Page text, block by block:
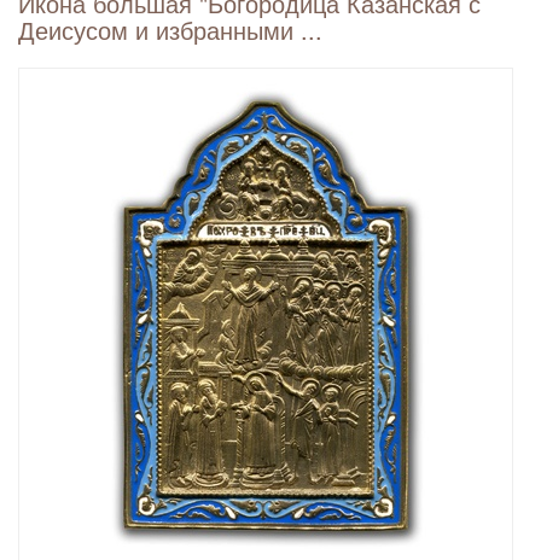
Деисусом и избранными ...